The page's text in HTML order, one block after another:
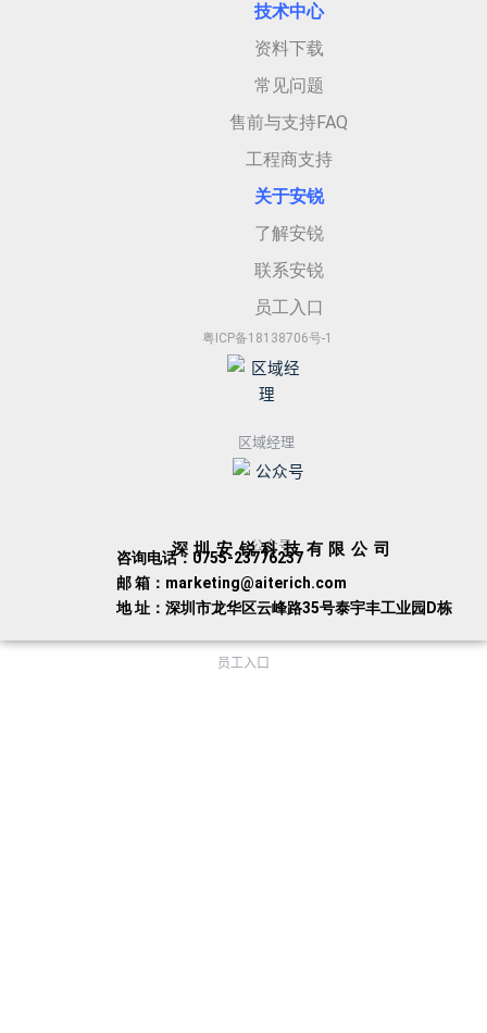
技术中心
资料下载
常见问题
售前与支持FAQ
工程商支持
关于安锐
了解安锐
联系安锐
员工入口
粤ICP备18138706号-1
区域经理
公众号
深圳安锐科技有限公司
咨询电话：0755-23776237
邮 箱：marketing@aiterich.com
地 址：深圳市龙华区云峰路35号泰宇丰工业园D栋
员工入口